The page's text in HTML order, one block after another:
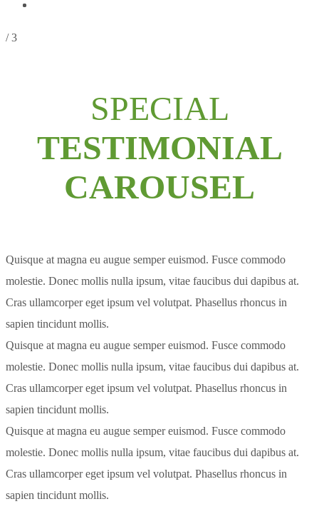
/ 3
SPECIAL
TESTIMONIAL
CAROUSEL
Quisque at magna eu augue semper euismod. Fusce commodo
molestie. Donec mollis nulla ipsum, vitae faucibus dui dapibus at.
Cras ullamcorper eget ipsum vel volutpat. Phasellus rhoncus in
sapien tincidunt mollis.
Quisque at magna eu augue semper euismod. Fusce commodo
molestie. Donec mollis nulla ipsum, vitae faucibus dui dapibus at.
Cras ullamcorper eget ipsum vel volutpat. Phasellus rhoncus in
sapien tincidunt mollis.
Quisque at magna eu augue semper euismod. Fusce commodo
molestie. Donec mollis nulla ipsum, vitae faucibus dui dapibus at.
Cras ullamcorper eget ipsum vel volutpat. Phasellus rhoncus in
sapien tincidunt mollis.